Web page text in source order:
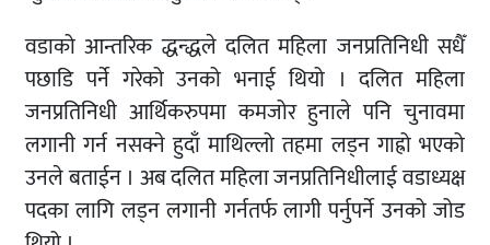
वडाको आन्तरिक द्धन्द्धले दलित महिला जनप्रतिनिधी सधैँ
पछाडि पर्ने गरेको उनको भनाई थियो । दलित महिला
जनप्रतिनिधी आर्थिकरुपमा कमजोर हुनाले पनि चुनावमा
लगानी गर्न नसक्ने हुदाँ माथिल्लो तहमा लड्न गाह्रो भएको
उनले बताईन । अब दलित महिला जनप्रतिनिधीलाई वडाध्यक्ष
पदका लागि लड्न लगानी गर्नतर्फ लागी पर्नुपर्ने उनको जोड